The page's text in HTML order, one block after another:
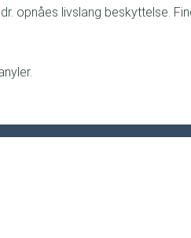
opnåes livslang beskyttelse.